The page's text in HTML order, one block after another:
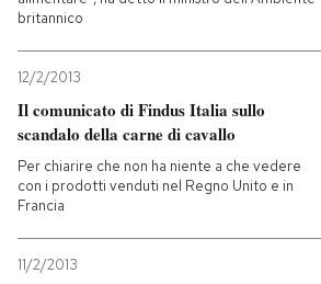
britannico
12/2/2013
Il comunicato di Findus Italia sullo
scandalo della carne di cavallo
Per chiarire che non ha niente a che vedere
con i prodotti venduti nel Regno Unito e in
Francia
11/2/2013